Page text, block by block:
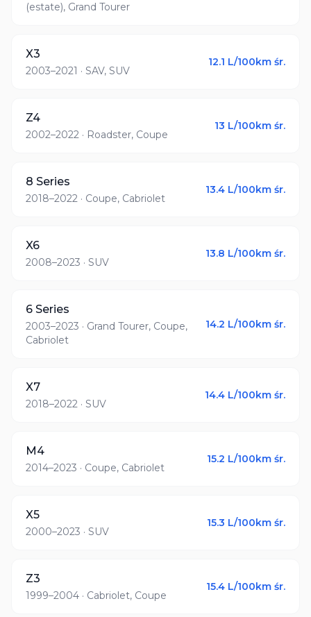
(estate), Grand Tourer
X3
2003–2021 · SAV, SUV
12.1 L/100km śr.
Z4
2002–2022 · Roadster, Coupe
13 L/100km śr.
8 Series
2018–2022 · Coupe, Cabriolet
13.4 L/100km śr.
X6
2008–2023 · SUV
13.8 L/100km śr.
6 Series
2003–2023 · Grand Tourer, Coupe,
Cabriolet
14.2 L/100km śr.
X7
2018–2022 · SUV
14.4 L/100km śr.
M4
2014–2023 · Coupe, Cabriolet
15.2 L/100km śr.
X5
2000–2023 · SUV
15.3 L/100km śr.
Z3
1999–2004 · Cabriolet, Coupe
15.4 L/100km śr.